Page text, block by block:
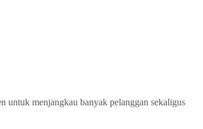
untuk menjangkau banyak pelanggan sekaligus